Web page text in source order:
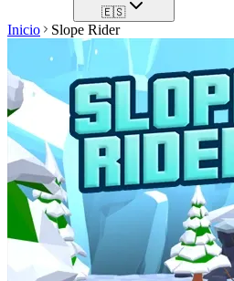
🇪🇸
Inicio Slope Rider